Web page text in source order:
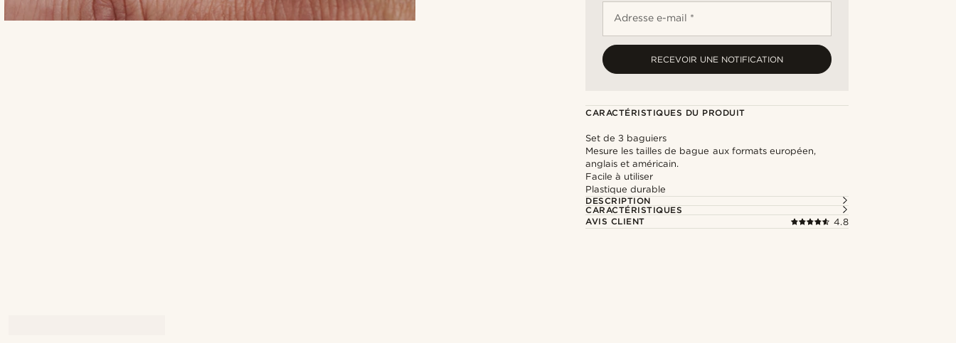
Adresse e-mail *
RECEVOIR UNE NOTIFICATION
CARACTÉRISTIQUES DU PRODUIT
Set de 3 baguiers
Mesure les tailles de bague aux formats européen,
anglais et américain.
Facile à utiliser
Plastique durable
DESCRIPTION
CARACTÉRISTIQUES
AVIS CLIENT
4.8